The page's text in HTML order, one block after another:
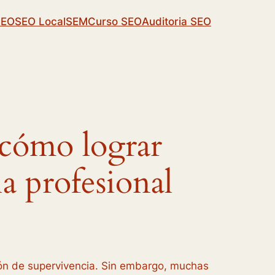
SEO LocalSEMCurso SEOAuditoria SEO
lograr
profesional
de supervivencia. Sin embargo, muchas